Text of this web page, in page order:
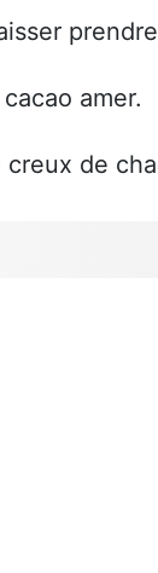
amer.
de